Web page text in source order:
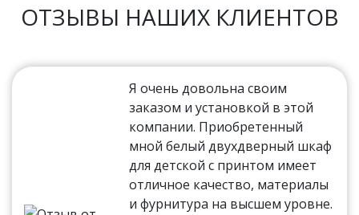
ОТЗЫВЫ НАШИХ КЛИЕНТОВ
Я очень довольна своим
заказом и установкой в этой
компании. Приобретенный
мной белый двухдверный шкаф
для детской с принтом имеет
отличное качество, материалы
и фурнитура на высшем уровне.